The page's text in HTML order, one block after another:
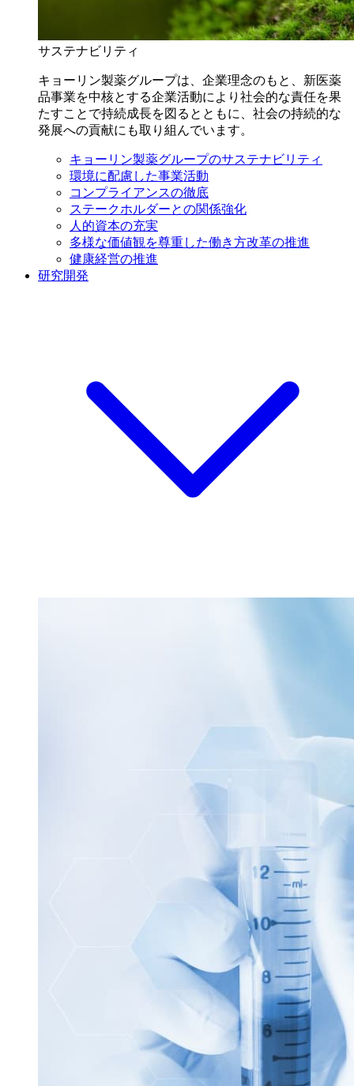
サステナビリティ
キョーリン製薬グループは、企業理念のもと、新医薬
品事業を中核とする企業活動により社会的な責任を果
たすことで持続成長を図るとともに、社会の持続的な
発展への貢献にも取り組んでいます。
キョーリン製薬グループのサステナビリティ
環境に配慮した事業活動
コンプライアンスの徹底
ステークホルダーとの関係強化
人的資本の充実
多様な価値観を尊重した働き方改革の推進
健康経営の推進
研究開発